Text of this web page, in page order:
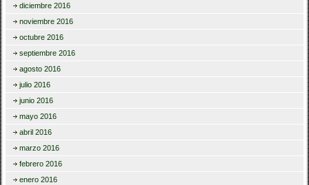
diciembre 2016
noviembre 2016
octubre 2016
septiembre 2016
agosto 2016
julio 2016
junio 2016
mayo 2016
abril 2016
marzo 2016
febrero 2016
enero 2016